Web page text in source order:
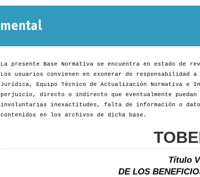
La presente Base Normativa se encuentra en estado de
Los usuarios convienen en exonerar de responsabilidad
Jurídica, Equipo Técnico de Actualización Normativa e
perjuicio, directo o indirecto que eventualmente
involuntarias inexactitudes, falta de información o
contenidos en los archivos de dicha base.
Título V
DE LOS